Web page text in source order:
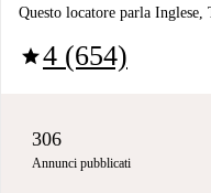
Questo locatore parla Inglese,
star4 (654)
306
Annunci pubblicati